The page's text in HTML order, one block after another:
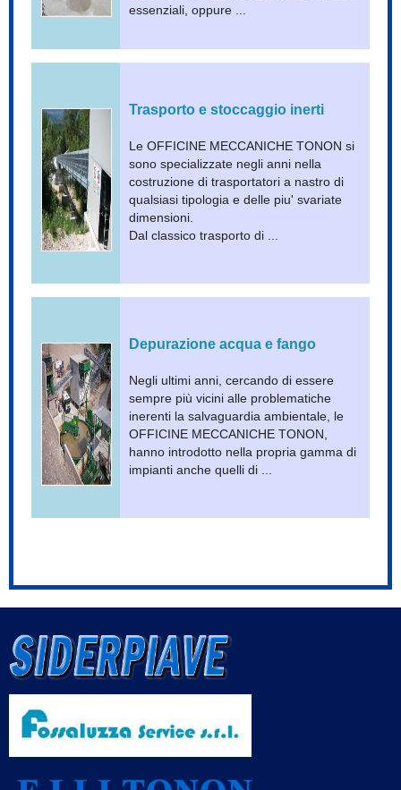
essenziali, oppure ...
Trasporto e stoccaggio inerti
Le OFFICINE MECCANICHE TONON si
sono specializzate negli anni nella
costruzione di trasportatori a nastro di
qualsiasi tipologia e delle piu' svariate
dimensioni.
Dal classico trasporto di ...
Depurazione acqua e fango
Negli ultimi anni, cercando di essere
sempre più vicini alle problematiche
inerenti la salvaguardia ambientale, le
OFFICINE MECCANICHE TONON,
hanno introdotto nella propria gamma di
impianti anche quelli di ...